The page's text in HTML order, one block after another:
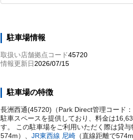
駐車場情報
取扱い店舗拠点コード45720
情報更新日2026/07/15
駐車場の特徴
長洲西通(45720)（Park Direct管理コード
駐車スペースを提供しており、料金は
す。 この駐車場をご利用いただく際は貸
574m） JR東西線 尼崎 （直線距離で574